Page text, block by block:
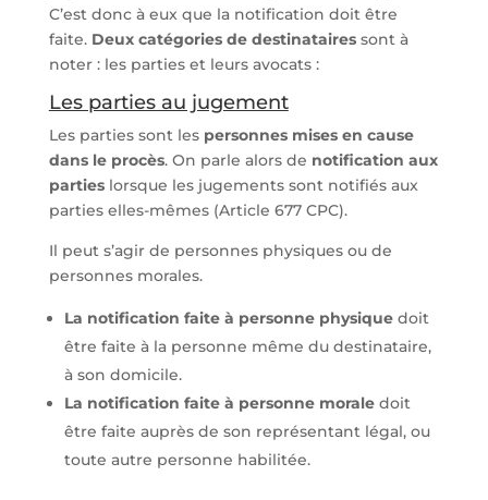
C’est donc à eux que la notification doit être
faite. Deux catégories de destinatairessont à
noter : les parties et leurs avocats :
Les parties au jugement
Les parties sont les personnes mises en cause
dans le procès. On parle alors de notification aux
partieslorsque les jugements sont notifiés aux
parties elles-mêmes (Article 677 CPC).
Il peut s’agir de personnes physiques ou de
personnes morales.
La notification faite à personne physiquedoit
être faite à la personne même du destinataire,
à son domicile.
La notification faite à personne moraledoit
être faite auprès de son représentant légal, ou
toute autre personne habilitée.